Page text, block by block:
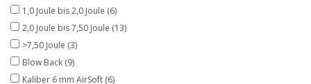
1,0 Joule bis 2,0 Joule (6)
2,0 Joule bis 7,50 Joule (13)
>7,50 Joule (3)
Blow Back (9)
Kaliber 6 mm AirSoft (6)